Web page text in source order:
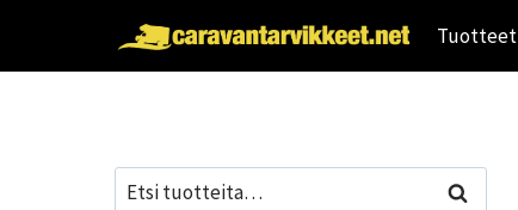
Tuotteet
Etsi: Haku